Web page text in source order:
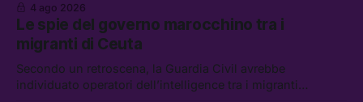
spontanei a Gaza, un giovane di 19 anni è morto sotto il
sole per raccogliere pomodori, e cosa dice l’AI Act europeo
4 ago 2026
Le spie del governo marocchino tra i
migranti di Ceuta
Secondo un retroscena, la Guardia Civil avrebbe
individuato operatori dell’intelligence tra i migranti